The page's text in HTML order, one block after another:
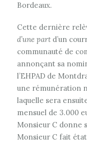
Bordeaux.
Cette dernière
d’une partd’un
communauté de
annonçant sa
l’EHPAD de
une rémunération
laquelle sera
mensuel de 3.000
Monsieur C donne
Monsieur C fait